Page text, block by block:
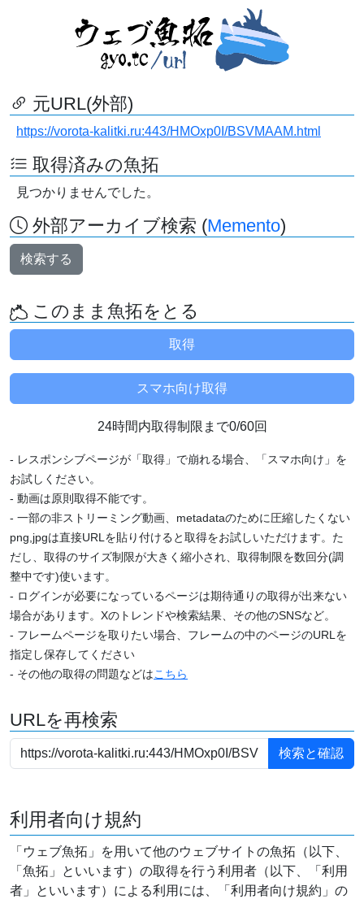
元URL(外部)
https://vorota-kalitki.ru:443/HMOxp0I/BSVMAAM.html
取得済みの魚拓
見つかりませんでした。
外部アーカイブ検索 (Memento)
検索する
このまま魚拓をとる
24時間内取得制限まで0/60回
- レスポンシブページが「取得」で崩れる場合、「スマホ向け」を
お試しください。
- 動画は原則取得不能です。
- 一部の非ストリーミング動画、metadataのために圧縮したくない
png,jpgは直接URLを貼り付けると取得をお試しいただけます。た
だし、取得のサイズ制限が大きく縮小され、取得制限を数回分(調
整中です)使います。
- ログインが必要になっているページは期待通りの取得が出来ない
場合があります。Xのトレンドや検索結果、その他のSNSなど。
- フレームページを取りたい場合、フレームの中のページのURLを
指定し保存してください
- その他の取得の問題などはこちら
URLを再検索
利用者向け規約
「ウェブ魚拓」を用いて他のウェブサイトの魚拓（以下、
「魚拓」といいます）の取得を行う利用者（以下、「利用
者」といいます）による利用には、「利用者向け規約」の